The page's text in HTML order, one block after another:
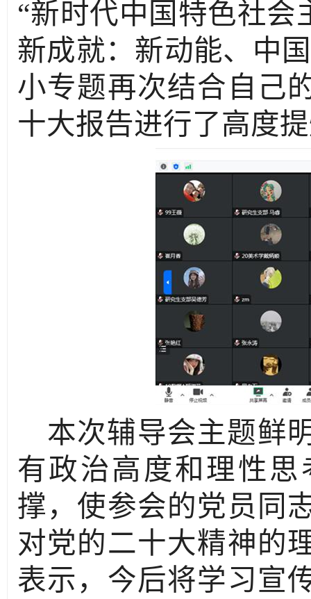
“新时代中国特色社会
新成就：新动能、中
小专题再次结合自己
十大报告进行了高度
本次辅导会主题鲜
有政治高度和理性
撑，使参会的党员同
对党的二十大精神的
表示，今后将学习宣